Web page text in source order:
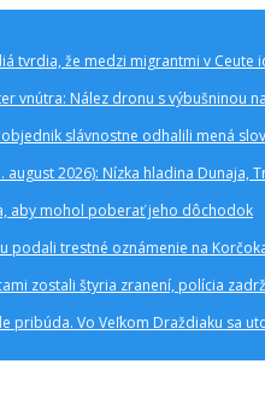
tvrdia, že medzi migrantmi v
vnútra: Nález dronu s výbušninou
slávnostne odhalili mená
august 2026): Nízka hladina Dunaja,
aby mohol poberať jeho dôchodok
podali trestné oznámenie na
zostali štyria zranení, polícia
pribúda. Vo Veľkom Draždiaku sa